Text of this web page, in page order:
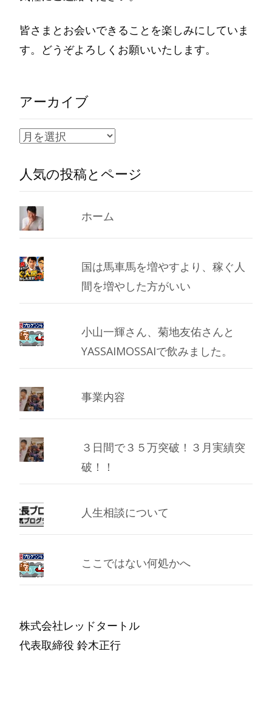
皆さまとお会いできることを楽しみにしていま
す。どうぞよろしくお願いいたします。
アーカイブ
ア
カ
イ
ブ
人気の投稿とページ
ホーム
国は馬車馬を増やすより、稼ぐ人
間を増やした方がいい
小山一輝さん、菊地友佑さんと
YASSAIMOSSAIで飲みました。
事業内容
３日間で３５万突破！３月実績突
破！！
人生相談について
ここではない何処かへ
株式会社レッドタートル
代表取締役 鈴木正行